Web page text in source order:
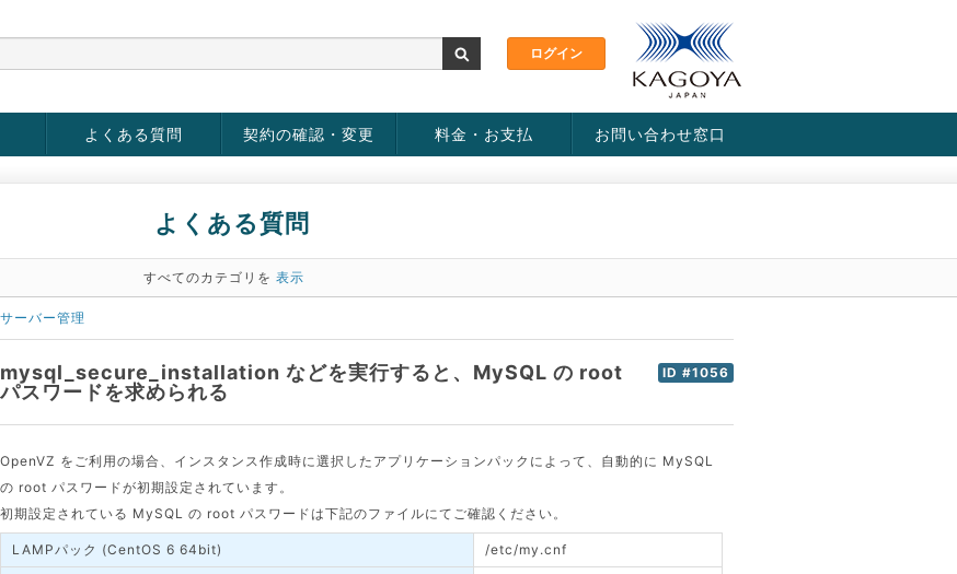
よくある質問 契約の確認・変更 料金・お支払 お問い合わせ窓口
よくある質問
すべてのカテゴリを 表示
サーバー管理
ID #1056
mysql_secure_installation などを実行すると、MySQL の root
パスワードを求められる
OpenVZ をご利用の場合、インスタンス作成時に選択したアプリケーションパックによって、自動的に MySQL
の root パスワードが初期設定されています。
初期設定されている MySQL の root パスワードは下記のファイルにてご確認ください。
LAMPパック (CentOS 6 64bit) /etc/my.cnf